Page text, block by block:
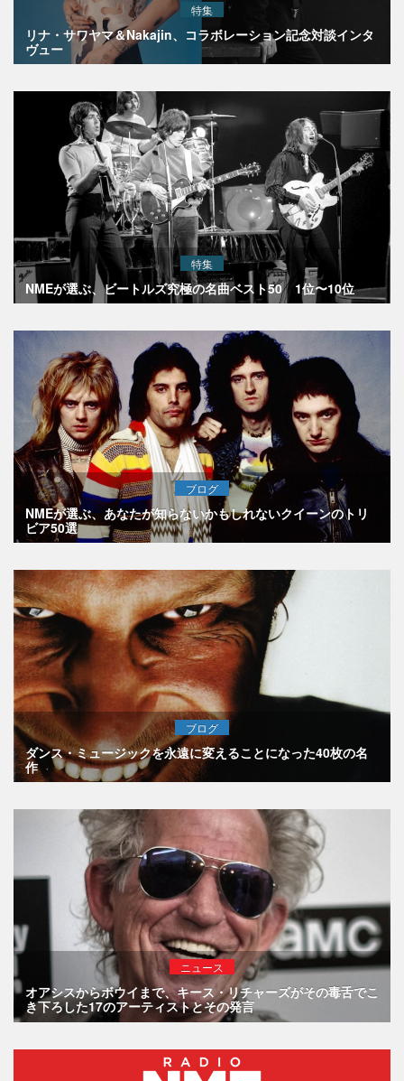
特集
リナ・サワヤマ＆Nakajin、コラボレーション記念対談インタ
ヴュー
特集
NMEが選ぶ、ビートルズ究極の名曲ベスト50 1位〜10位
ブログ
NMEが選ぶ、あなたが知らないかもしれないクイーンのトリ
ビア50選
ブログ
ダンス・ミュージックを永遠に変えることになった40枚の名
作
ニュース
オアシスからボウイまで、キース・リチャーズがその毒舌でこ
き下ろした17のアーティストとその発言